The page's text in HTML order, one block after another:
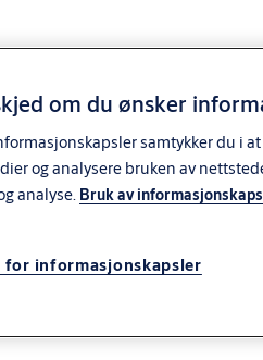
om du ønsker
samtykker du i
og analysere bruken av
analyse. Bruk av
informasjonskapsler